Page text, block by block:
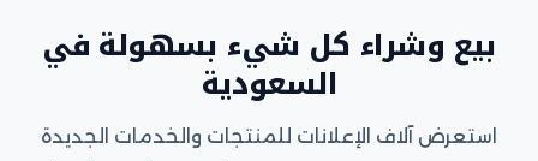
بيع وشراء كل شيء بسهولة في
السعودية
استعرض آلاف الإعلانات للمنتجات والخدمات الجديدة